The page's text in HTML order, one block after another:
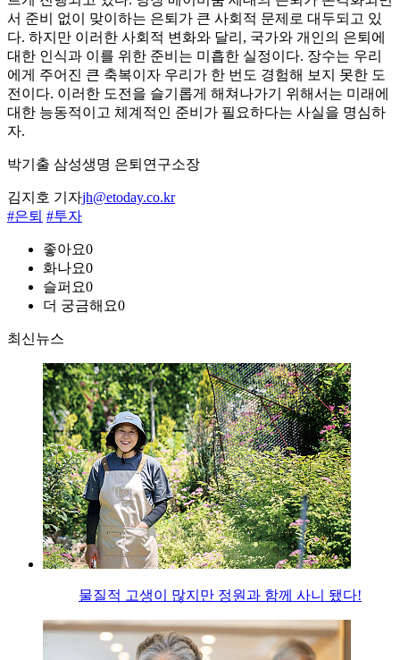
서 준비 없이 맞이하는 은퇴가 큰 사회적 문제로 대두되고 있
다. 하지만 이러한 사회적 변화와 달리, 국가와 개인의 은퇴에
대한 인식과 이를 위한 준비는 미흡한 실정이다. 장수는 우리
에게 주어진 큰 축복이자 우리가 한 번도 경험해 보지 못한 도
전이다. 이러한 도전을 슬기롭게 해쳐나가기 위해서는 미래에
대한 능동적이고 체계적인 준비가 필요하다는 사실을 명심하
자.
박기출 삼성생명 은퇴연구소장
김지호 기자jh@etoday.co.kr
#은퇴 #투자
좋아요0
화나요0
슬퍼요0
더 궁금해요0
최신뉴스
물질적 고생이 많지만 정원과 함께 사니 됐다!